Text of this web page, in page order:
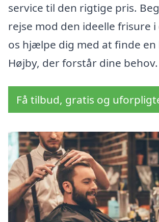
service til den rigtige pris.
rejse mod den ideelle frisure i
os hjælpe dig med at finde
Højby, der forstår dine behov.
Få tilbud, gratis og